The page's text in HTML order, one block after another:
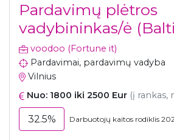
Pardavimų plėtros
vadybininkas/ė
voodoo (Fortune it)
Pardavimai, pardavimų vadyba
Vilnius
Nuo: 1800 iki 2500 Eur (į rankas,
32.5% Darbuotojų kaitos rodiklis